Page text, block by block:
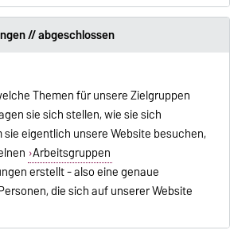
// abgeschlossen
Themen für unsere Zielgruppen
sie sich stellen, wie sie sich
eigentlich unsere Website besuchen,
Arbeitsgruppen
erstellt - also eine genaue
die sich auf unserer Website